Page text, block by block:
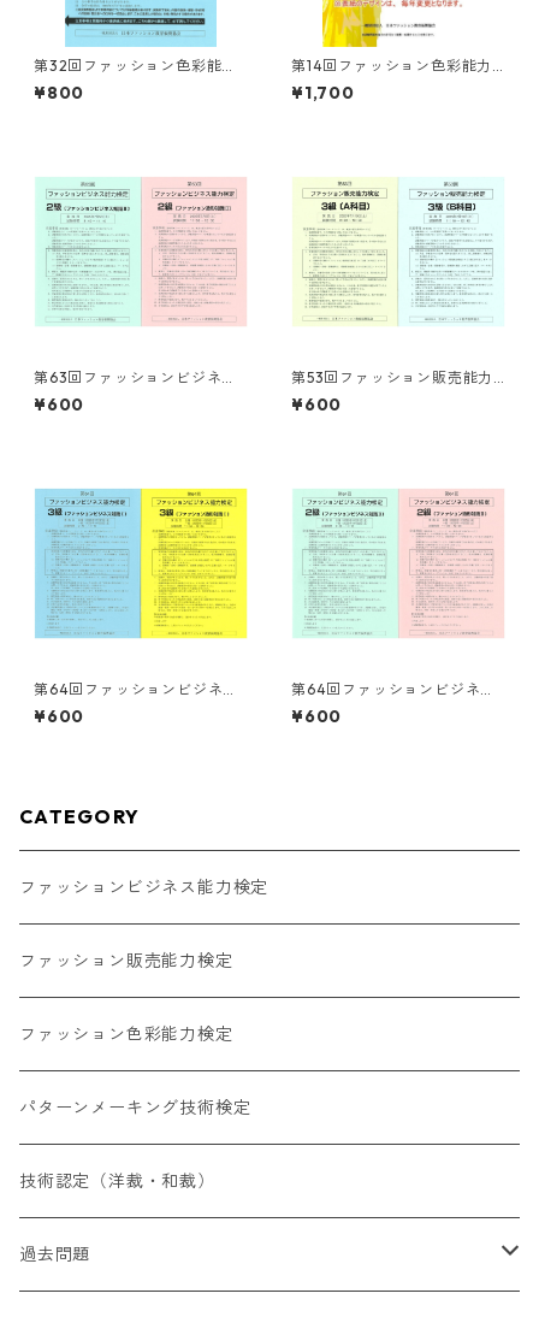
第32回ファッション色彩能力
検定２級 試験問題
¥800
第14回ファッション色彩能力
検定１級 試験問題
¥1,700
第63回ファッションビジネス
能力検定２級 試験問題
¥600
第53回ファッション販売能力
検定３級 試験問題
¥600
第64回ファッションビジネス
能力検定３級 試験問題
¥600
第64回ファッションビジネス
能力検定２級 試験問題
¥600
CATEGORY
ファッションビジネス能力検定
ファッション販売能力検定
ファッション色彩能力検定
パターンメーキング技術検定
技術認定（洋裁・和裁）
過去問題